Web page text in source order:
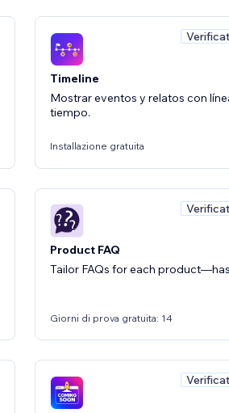
Timeline
Mostrar eventos y relatos con
tiempo.
Installazione gratuita
Product FAQ
Tailor FAQs for each
Giorni di prova gratuita: 14